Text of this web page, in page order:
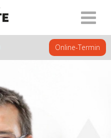
Online-Termin